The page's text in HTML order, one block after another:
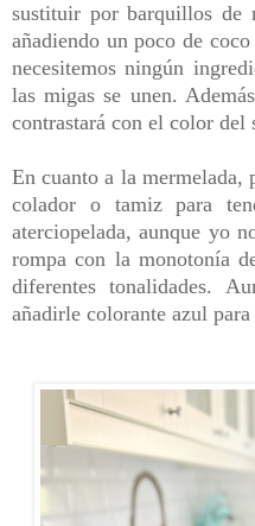
sustituir por barquillos de
añadiendo un poco de
necesitemos ningún
las migas se unen.
contrastará con el color del
En cuanto a la mermelada,
colador o tamiz para
aterciopelada, aunque yo
rompa con la monotonía
diferentes tonalidades.
añadirle colorante azul